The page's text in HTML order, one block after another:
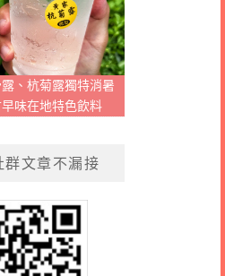
、杭菊露獨特消暑
味在地特色飲料
文章不漏接